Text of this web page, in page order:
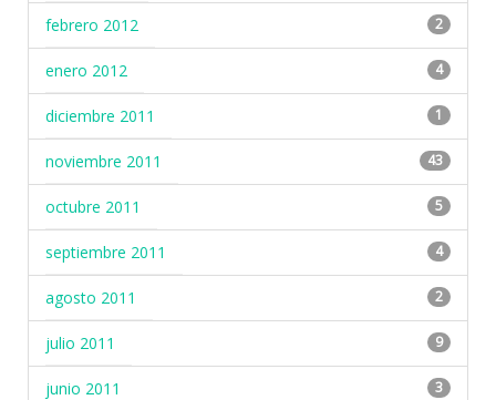
febrero 2012 2
enero 2012 4
diciembre 2011 1
noviembre 2011 43
octubre 2011 5
septiembre 2011 4
agosto 2011 2
julio 2011 9
junio 2011 3